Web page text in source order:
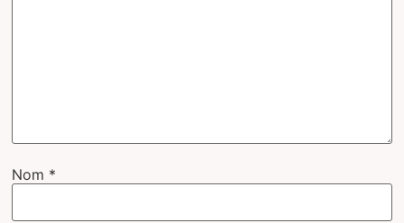
Nom *